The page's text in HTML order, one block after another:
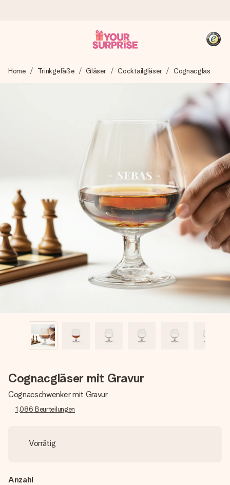
Wir bereiten dein Geschenk sorgfältig vor und schicken es
blitzschnell – damit du es genau zum richtigen Zeitpunkt
4,8 (basierend auf +15.000 Bewertungen)
Unsere Geschenke begeistern. Kunden bewerten uns mit
4,8 bei Google Reviews (Gesamtergebnis aller Länder, in
+49 39292 929695
Montag - Freitag : 8:30 - 17:00 Uhr
Samstag - Sonntag : 8:30 - 13:00 Uhr
Home Trinkgefäße Gläser Cocktailgläser Cognacglas
Cognacgläser mit Gravur
Cognacschwenker mit Gravur
1,086 Beurteilungen
Vorrätig
Anzahl